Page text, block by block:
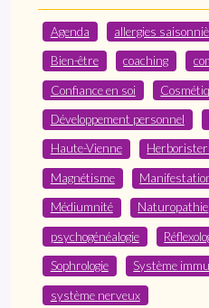
Agenda allergies
Bien-être coaching
Confiance en soi
Développement personnel
Haute-Vienne
Magnétisme
Médiumnité Naturopathie
psychogénéalogie
Sophrologie Système
système nerveux